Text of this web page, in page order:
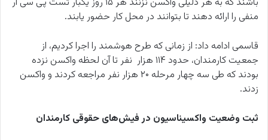
منفی را ارائه دهند تا بتوانند در محل کار حضور یابند.
قاسمی ادامه داد: از زمانی که طرح هوشمند را اجرا کردیم، از
جمعیت کارمندان، حدود ۱۱۴ هزار نفر تا آن لحظه واکسن نزده
بودند که طی سه چهار مرحله ۲۰ هزار نفر مراجعه کردند و واکسن
زدند.
ثبت وضعیت واکسیناسیون در فیش‌های حقوقی کارمندان